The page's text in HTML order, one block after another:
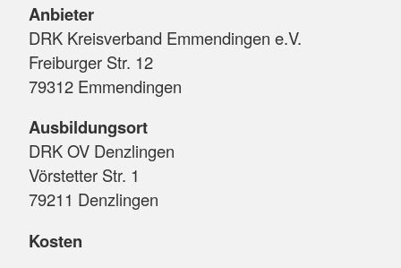
Anbieter
DRK Kreisverband Emmendingen e.V.
Freiburger Str. 12
79312 Emmendingen
Ausbildungsort
DRK OV Denzlingen
Vörstetter Str. 1
79211 Denzlingen
Kosten